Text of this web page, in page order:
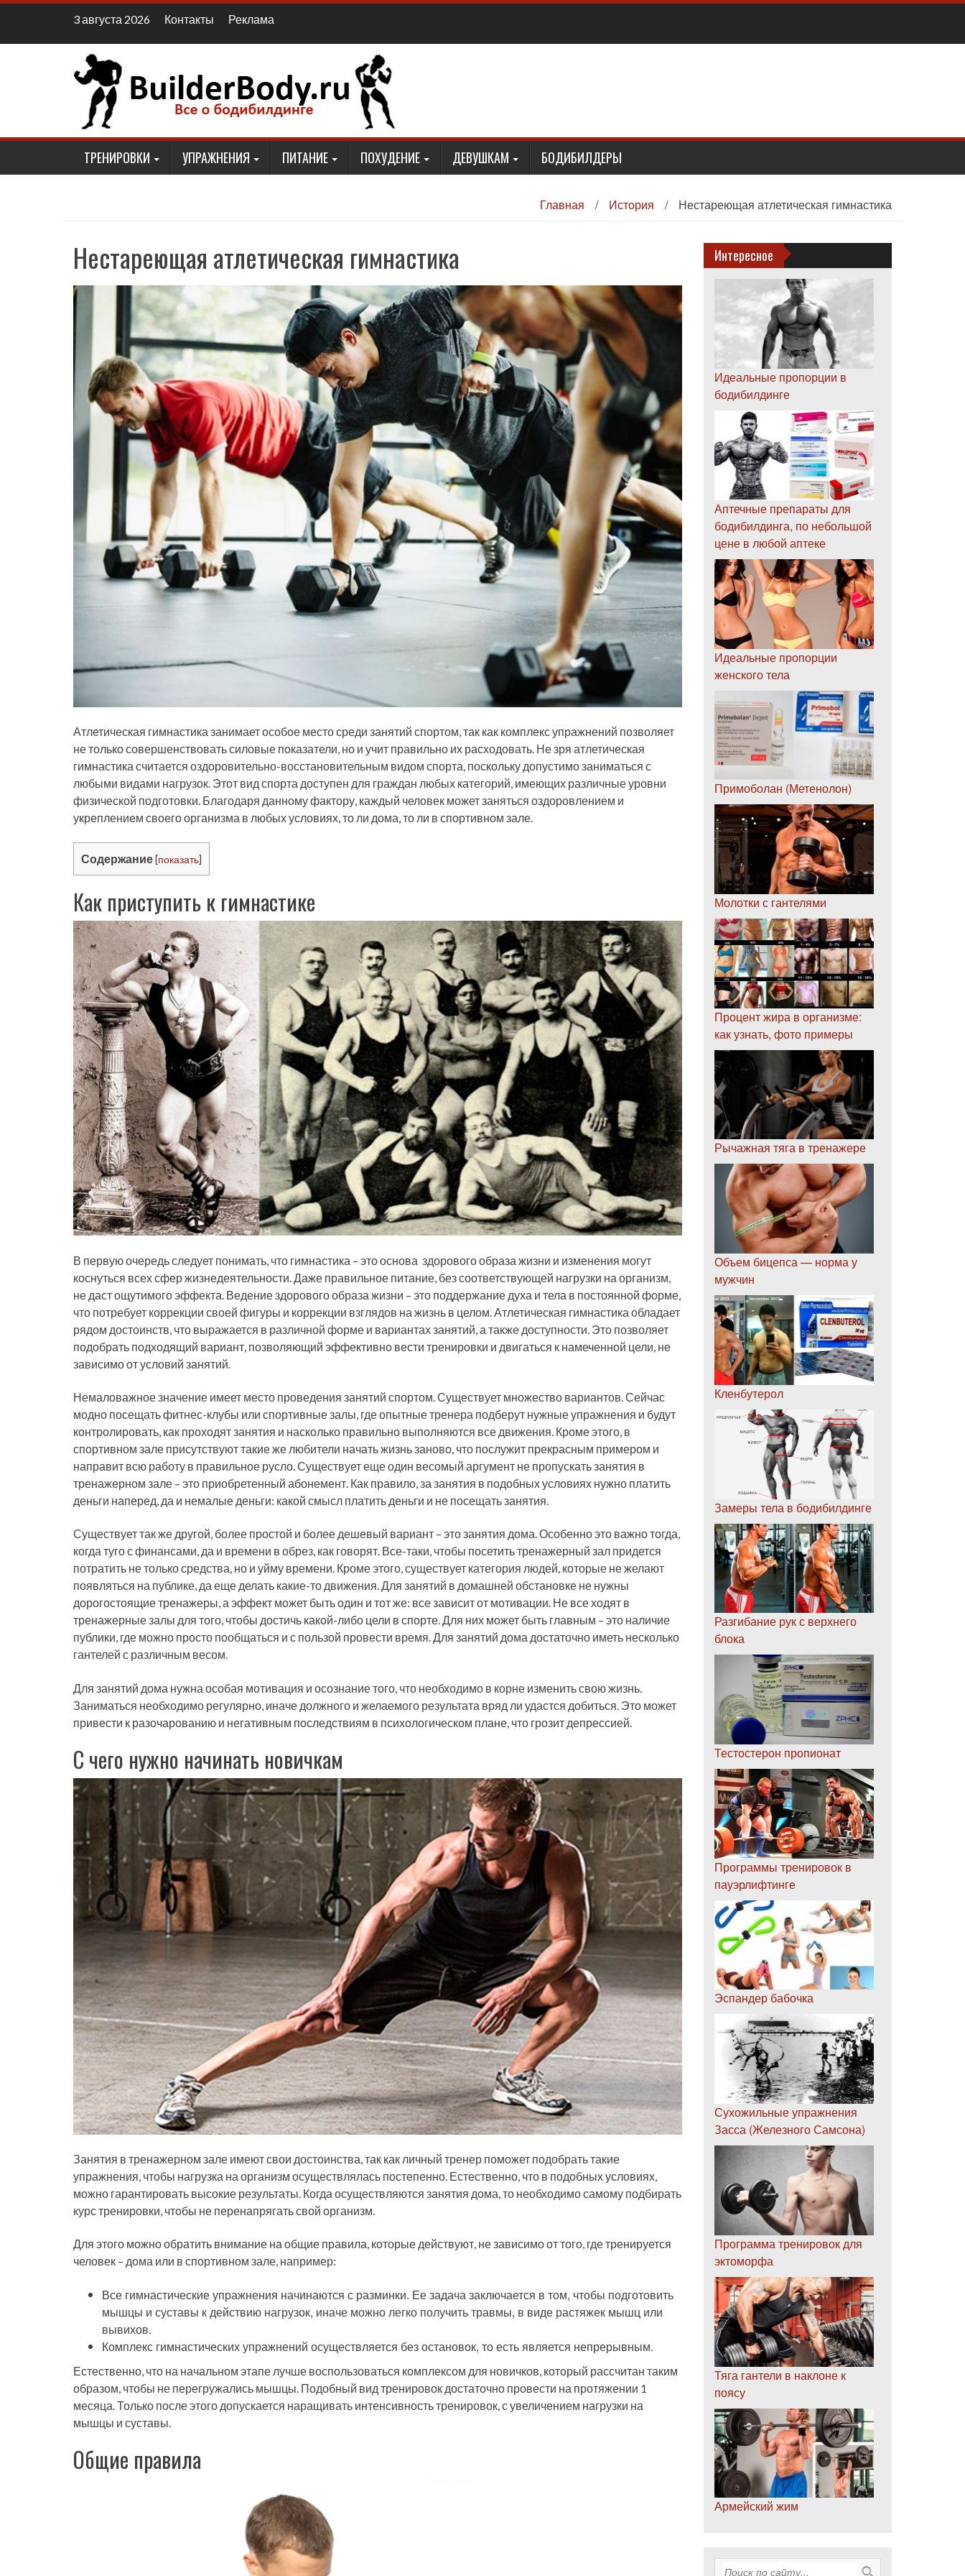
Наверх
3 августа 2026 Контакты Реклама
ТРЕНИРОВКИ УПРАЖНЕНИЯ ПИТАНИЕ ПОХУДЕНИЕ ДЕВУШКАМ БОДИБИЛДЕРЫ
Главная / История / Нестареющая атлетическая гимнастика
Нестареющая атлетическая гимнастика
Атлетическая гимнастика занимает особое место среди занятий спортом, так как комплекс упражнений позволяет
не только совершенствовать силовые показатели, но и учит правильно их расходовать. Не зря атлетическая
гимнастика считается оздоровительно-восстановительным видом спорта, поскольку допустимо заниматься с
любыми видами нагрузок. Этот вид спорта доступен для граждан любых категорий, имеющих различные уровни
физической подготовки. Благодаря данному фактору, каждый человек может заняться оздоровлением и
укреплением своего организма в любых условиях, то ли дома, то ли в спортивном зале.
Содержание [показать]
Как приступить к гимнастике
В первую очередь следует понимать, что гимнастика – это основа здорового образа жизни и изменения могут
коснуться всех сфер жизнедеятельности. Даже правильное питание, без соответствующей нагрузки на организм,
не даст ощутимого эффекта. Ведение здорового образа жизни – это поддержание духа и тела в постоянной форме,
что потребует коррекции своей фигуры и коррекции взглядов на жизнь в целом. Атлетическая гимнастика обладает
рядом достоинств, что выражается в различной форме и вариантах занятий, а также доступности. Это позволяет
подобрать подходящий вариант, позволяющий эффективно вести тренировки и двигаться к намеченной цели, не
зависимо от условий занятий.
Немаловажное значение имеет место проведения занятий спортом. Существует множество вариантов. Сейчас
модно посещать фитнес-клубы или спортивные залы, где опытные тренера подберут нужные упражнения и будут
контролировать, как проходят занятия и насколько правильно выполняются все движения. Кроме этого, в
спортивном зале присутствуют такие же любители начать жизнь заново, что послужит прекрасным примером и
направит всю работу в правильное русло. Существует еще один весомый аргумент не пропускать занятия в
тренажерном зале – это приобретенный абонемент. Как правило, за занятия в подобных условиях нужно платить
деньги наперед, да и немалые деньги: какой смысл платить деньги и не посещать занятия.
Существует так же другой, более простой и более дешевый вариант – это занятия дома. Особенно это важно тогда,
когда туго с финансами, да и времени в обрез, как говорят. Все-таки, чтобы посетить тренажерный зал придется
потратить не только средства, но и уйму времени. Кроме этого, существует категория людей, которые не желают
появляться на публике, да еще делать какие-то движения. Для занятий в домашней обстановке не нужны
дорогостоящие тренажеры, а эффект может быть один и тот же: все зависит от мотивации. Не все ходят в
тренажерные залы для того, чтобы достичь какой-либо цели в спорте. Для них может быть главным – это наличие
публики, где можно просто пообщаться и с пользой провести время. Для занятий дома достаточно иметь несколько
гантелей с различным весом.
Для занятий дома нужна особая мотивация и осознание того, что необходимо в корне изменить свою жизнь.
Заниматься необходимо регулярно, иначе должного и желаемого результата вряд ли удастся добиться. Это может
привести к разочарованию и негативным последствиям в психологическом плане, что грозит депрессией.
С чего нужно начинать новичкам
Занятия в тренажерном зале имеют свои достоинства, так как личный тренер поможет подобрать такие
упражнения, чтобы нагрузка на организм осуществлялась постепенно. Естественно, что в подобных условиях,
можно гарантировать высокие результаты. Когда осуществляются занятия дома, то необходимо самому подбирать
курс тренировки, чтобы не перенапрягать свой организм.
Для этого можно обратить внимание на общие правила, которые действуют, не зависимо от того, где тренируется
человек – дома или в спортивном зале, например:
Все гимнастические упражнения начинаются с разминки. Ее задача заключается в том, чтобы подготовить
мышцы и суставы к действию нагрузок, иначе можно легко получить травмы, в виде растяжек мышц или
вывихов.
Комплекс гимнастических упражнений осуществляется без остановок, то есть является непрерывным.
Естественно, что на начальном этапе лучше воспользоваться комплексом для новичков, который рассчитан таким
образом, чтобы не перегружались мышцы. Подобный вид тренировок достаточно провести на протяжении 1
месяца. Только после этого допускается наращивать интенсивность тренировок, с увеличением нагрузки на
мышцы и суставы.
Общие правила
Интересное
Идеальные пропорции в
бодибилдинге
Аптечные препараты для
бодибилдинга, по небольшой
цене в любой аптеке
Идеальные пропорции
женского тела
Примоболан (Метенолон)
Молотки с гантелями
Процент жира в организме:
как узнать, фото примеры
Рычажная тяга в тренажере
Объем бицепса — норма у
мужчин
Кленбутерол
Замеры тела в бодибилдинге
Разгибание рук с верхнего
блока
Тестостерон пропионат
Программы тренировок в
пауэрлифтинге
Эспандер бабочка
Сухожильные упражнения
Засса (Железного Самсона)
Программа тренировок для
эктоморфа
Тяга гантели в наклоне к
поясу
Армейский жим